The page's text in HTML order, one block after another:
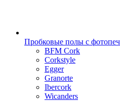
Пробковые полы с
BFM Cork
Corkstyle
Egger
Granorte
Ibercork
Wicanders